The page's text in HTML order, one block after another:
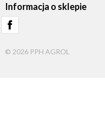
Informacja o sklepie
© 2026 PPH AGROL